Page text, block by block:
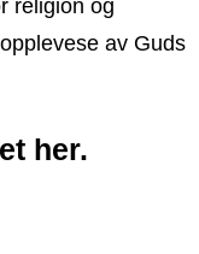
religion og
av Guds
her.